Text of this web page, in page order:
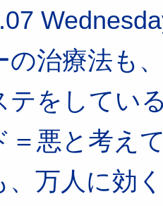
の治療法も
テをしてい
＝悪と考え
、万人に効